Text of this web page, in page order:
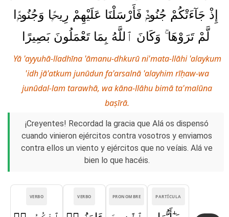
إِذْ جَآءَتْكُمْ جُنُودٌۭ فَأَرْسَلْنَا عَلَيْهِمْ رِيحًۭا وَجُنُودًۭا
لَّمْ تَرَوْهَا ۚ وَكَانَ ٱللَّهُ بِمَا تَعْمَلُونَ بَصِيرًا
Yā 'ayyuhā-lladhīna 'āmanu-dhkurū ni'mata-llāhi 'alaykum
'idh jā'atkum junūdun fa'arsalnā 'alayhim rīḥaw-wa
junūdal-lam tarawhā, wa kāna-llāhu bimā ta'malūna
baṣīrā.
¡Creyentes! Recordad la gracia que Alá os dispensó
cuando vinieron ejércitos contra vosotros y enviamos
contra ellos un viento y ejércitos que no veíais. Alá ve
bien lo que hacéis.
PARTÍCULA
PRONOMBRE
VERBO
VERBO